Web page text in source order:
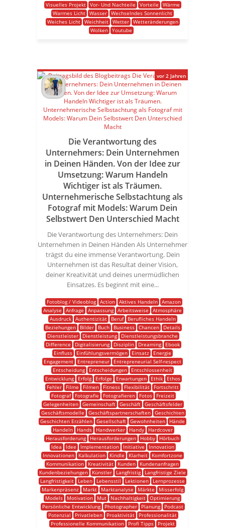
Visuelles Projekt
Vor- Und Nachteile Vorteile
Wärme
Warmes Licht Wasser Wechselndes Sonnenlicht
Weiches Licht
Weichheit Wetter
Wetteränderungen
Wolken Youtube
Die Verantwortung des
Unternehmers: Dein Unternehmen
in Deinen Händen. Von der Idee zur
Umsetzung: Warum Handeln
Wichtiger ist als Träumen.
Unternehmerische Selbstachtung als
Fotograf mit Models: Warum Dein
Selbstwert Den Unterschied Macht
Die Verantwortung des Unternehmers: Dein
Unternehmen in Deinen Händen Als Unternehmer
trägst du eine immense Verantwortung. Dein
Unternehmen ist das Resultat deiner Vision,
deiner Kreativität und deines unermüdlichen
Einsatzes. Es beginnt mit eine...
Fotoblog / Videoblog Action Aktives Handeln Amazon
Analyse
Anfrage Anpassung Arbeitsweise
Atmosphäre
Ausdruck
Authentizität Beruf
Berufliches Handeln
Beziehungen
Bilder Buch Business Chancen
Details
Dienstleister
Dienstleistung
Dienstleistungsbranche
Difference
Digitalisierung Disziplin Dreaming
Ebook
Einfluss
Einfühlungsvermögen Einsatz
Energie
Engagement
Entrepreneur
Entrepreneurial Self-respect
Entscheidung
Entscheidungen
Entschlossenheit
Entwicklung
Erfolg Erfolge Erwartungen Ethik
Ethos
Fehler
Filme Filmen Fitness Flexibilität
Fortschritt
Fotograf
Fotografie Fotografieren Fotos
Freizeit
Gelegenheiten
Gemeinschaft Geschäft
Geschäftsfelder
Geschäftsmodelle
Geschäftspartnerschaften
Geschichten
Geschichten Erzählen Gesellschaft Gewohnheiten
Hände
Handeln
Hands Handwerker Handy
Hardcover
Herausforderung
Herausforderungen Hobby
Hörbuch
Idea
Idee Implementation Initiative
Innovation
Innovationen
Kalkulation Kindle Klarheit
Komfortzone
Kommunikation
Kreativität Kunden
Kundenanfragen
Kundenbeziehungen
Künstler Langfristig
Langfristige Ziele
Langfristigkeit
Leben Lebensstil Lektionen
Lernprozesse
Markenpräsenz
Markt Marktanalyse Märkte
Misserfolg
Models
Motivation Mut Nachhaltigkeit Optimierung
Persönliche Entwicklung
Photographer Planung
Podcast
Potenzial
Privatleben Proaktivität
Professionalität
Professionelle Kommunikation
Profi Tipps
Projekt
vor 2 Jahren